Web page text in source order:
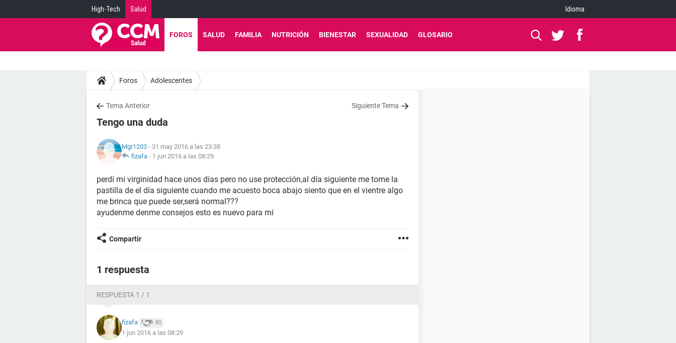
High-Tech Salud Idioma
FOROS SALUD FAMILIA NUTRICIÓN BIENESTAR SEXUALIDAD GLOSARIO
Foros Adolescentes
Tema Anterior Siguiente Tema
Tengo una duda
Mgr1203 - 31 may 2016 a las 23:38
fizafa - 1 jun 2016 a las 08:29
perdí mi virginidad hace unos días pero no use protección,al día siguiente me tome la
pastilla de el día siguiente cuando me acuesto boca abajo siento que en el vientre algo
me brinca que puede ser,será normal???
ayudenme denme consejos esto es nuevo para mí
Compartir
1 respuesta
RESPUESTA 1 / 1
fizafa 85
1 jun 2016 a las 08:29